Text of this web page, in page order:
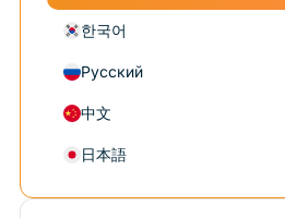
한국어
Русский
中文
日本語